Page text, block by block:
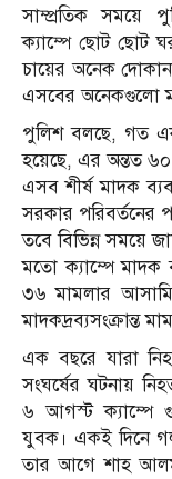
সাম্প্রতিক সময়ে
ক্যাম্পে ছোট ছোট
চায়ের অনেক
এসবের অনেকগুলো
পুলিশ বলছে, গত
হয়েছে, এর অন্তত ৬০
এসব শীর্ষ মাদক
সরকার পরিবর্তনের
তবে বিভিন্ন সময়ে
মতো ক্যাম্পে মাদক
৩৬ মামলার
মাদকদ্রব্যসংক্রান্ত
এক বছরে যারা
সংঘর্ষের ঘটনায়
৬ আগস্ট ক্যাম্পে
যুবক। একই দিনে
তার আগে শাহ